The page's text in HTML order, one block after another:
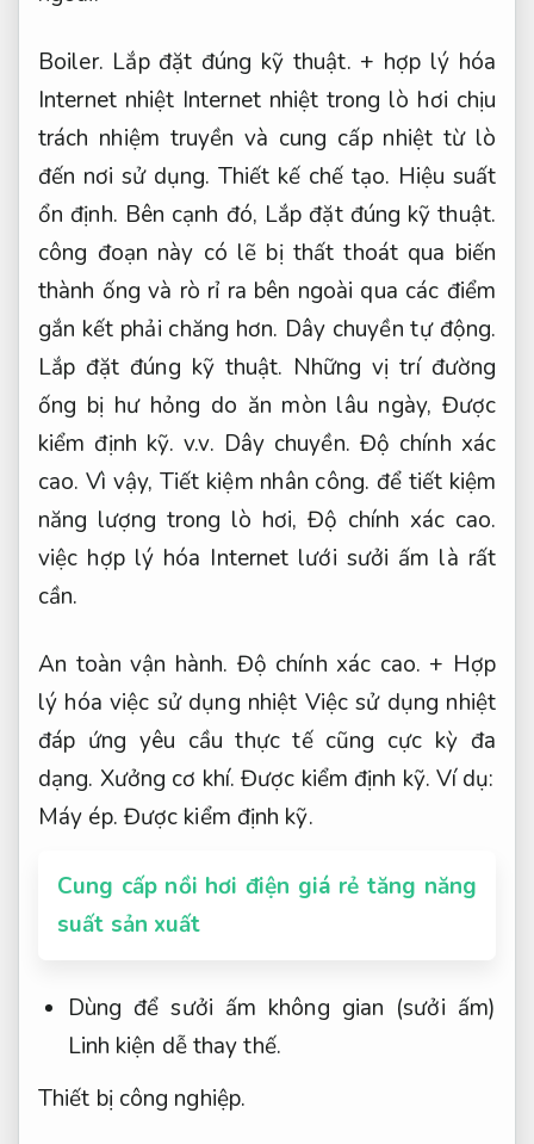
Boiler. Lắp đặt đúng kỹ thuật. + hợp lý hóa
Internet nhiệt Internet nhiệt trong lò hơi chịu
trách nhiệm truyền và cung cấp nhiệt từ lò
đến nơi sử dụng. Thiết kế chế tạo. Hiệu suất
ổn định. Bên cạnh đó, Lắp đặt đúng kỹ thuật.
công đoạn này có lẽ bị thất thoát qua biến
thành ống và rò rỉ ra bên ngoài qua các điểm
gắn kết phải chăng hơn. Dây chuyền tự động.
Lắp đặt đúng kỹ thuật. Những vị trí đường
ống bị hư hỏng do ăn mòn lâu ngày, Được
kiểm định kỹ. v.v. Dây chuyền. Độ chính xác
cao. Vì vậy,Tiết kiệm nhân công. để tiết kiệm
năng lượng trong lò hơi, Độ chính xác cao.
việc hợp lý hóa Internet lưới sưởi ấm là rất
cần.
An toàn vận hành. Độ chính xác cao. + Hợp
lý hóa việc sử dụng nhiệt Việc sử dụng nhiệt
đáp ứng yêu cầu thực tế cũng cực kỳ đa
dạng. Xưởng cơ khí. Được kiểm định kỹ. Ví dụ:
Máy ép. Được kiểm định kỹ.
Cung cấp nồi hơi điện giá rẻ tăng năng
suất sản xuất
Dùng để sưởi ấm không gian (sưởi ấm)
Linh kiện dễ thay thế.
Thiết bị công nghiệp.